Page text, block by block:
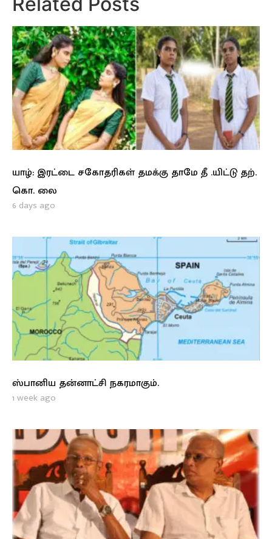
யாழ்: இரட்டை சகோதரிகள் தமக்கு தாமே தீ .யிட்டு தற்.
கொ. லை
6 days ago
ஸ்பானிய தன்னாட்சி நகரமாகும்.
1 week ago